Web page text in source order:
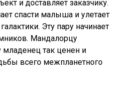
и доставляет заказчику.
спасти малыша и улетает
Эту пару начинает
Мандалорцу
младенец так ценен и
всего межпланетного